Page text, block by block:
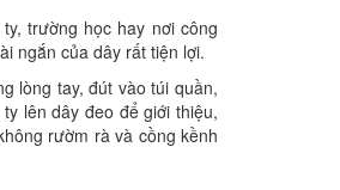
trường học hay nơi công
ngắn của dây rất tiện lợi.
lòng tay, đút vào túi quần,
lên dây đeo để giới thiệu,
rườm rà và cồng kềnh